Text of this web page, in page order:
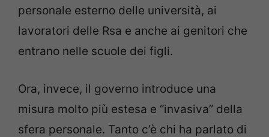
personale esterno delle università, ai
lavoratori delle Rsa e anche ai genitori che
entrano nelle scuole dei figli.
Ora, invece, il governo introduce una
misura molto più estesa e “invasiva” della
sfera personale. Tanto c’è chi ha parlato di